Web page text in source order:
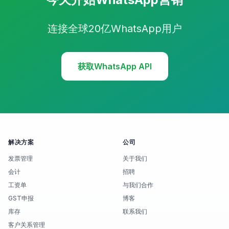
连接全球20亿WhatsApp用户
获取WhatsApp API
解决方案
发票管理
会计
工资单
GST申报
库存
客户关系管理
公司
关于我们
招聘
与我们合作
博客
联系我们